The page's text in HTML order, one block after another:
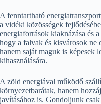
A fenntartható
a vidéki közösségek
energiaforrások kiaknázása és
hogy a falvak és kisvárosok ne
hanem saját maguk is képesek
kihasználására.
A zöld energiával működő
környezetbarátak, hanem
javításához is. Gondoljunk